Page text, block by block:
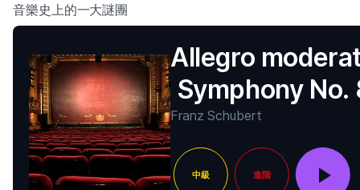
音樂史上的一大謎團
Allegro
Symphony No.
"Unfinished"
Franz Schubert
中級 進階